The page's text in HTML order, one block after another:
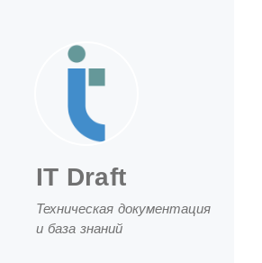
IT Draft
Техническая документация
и база знаний